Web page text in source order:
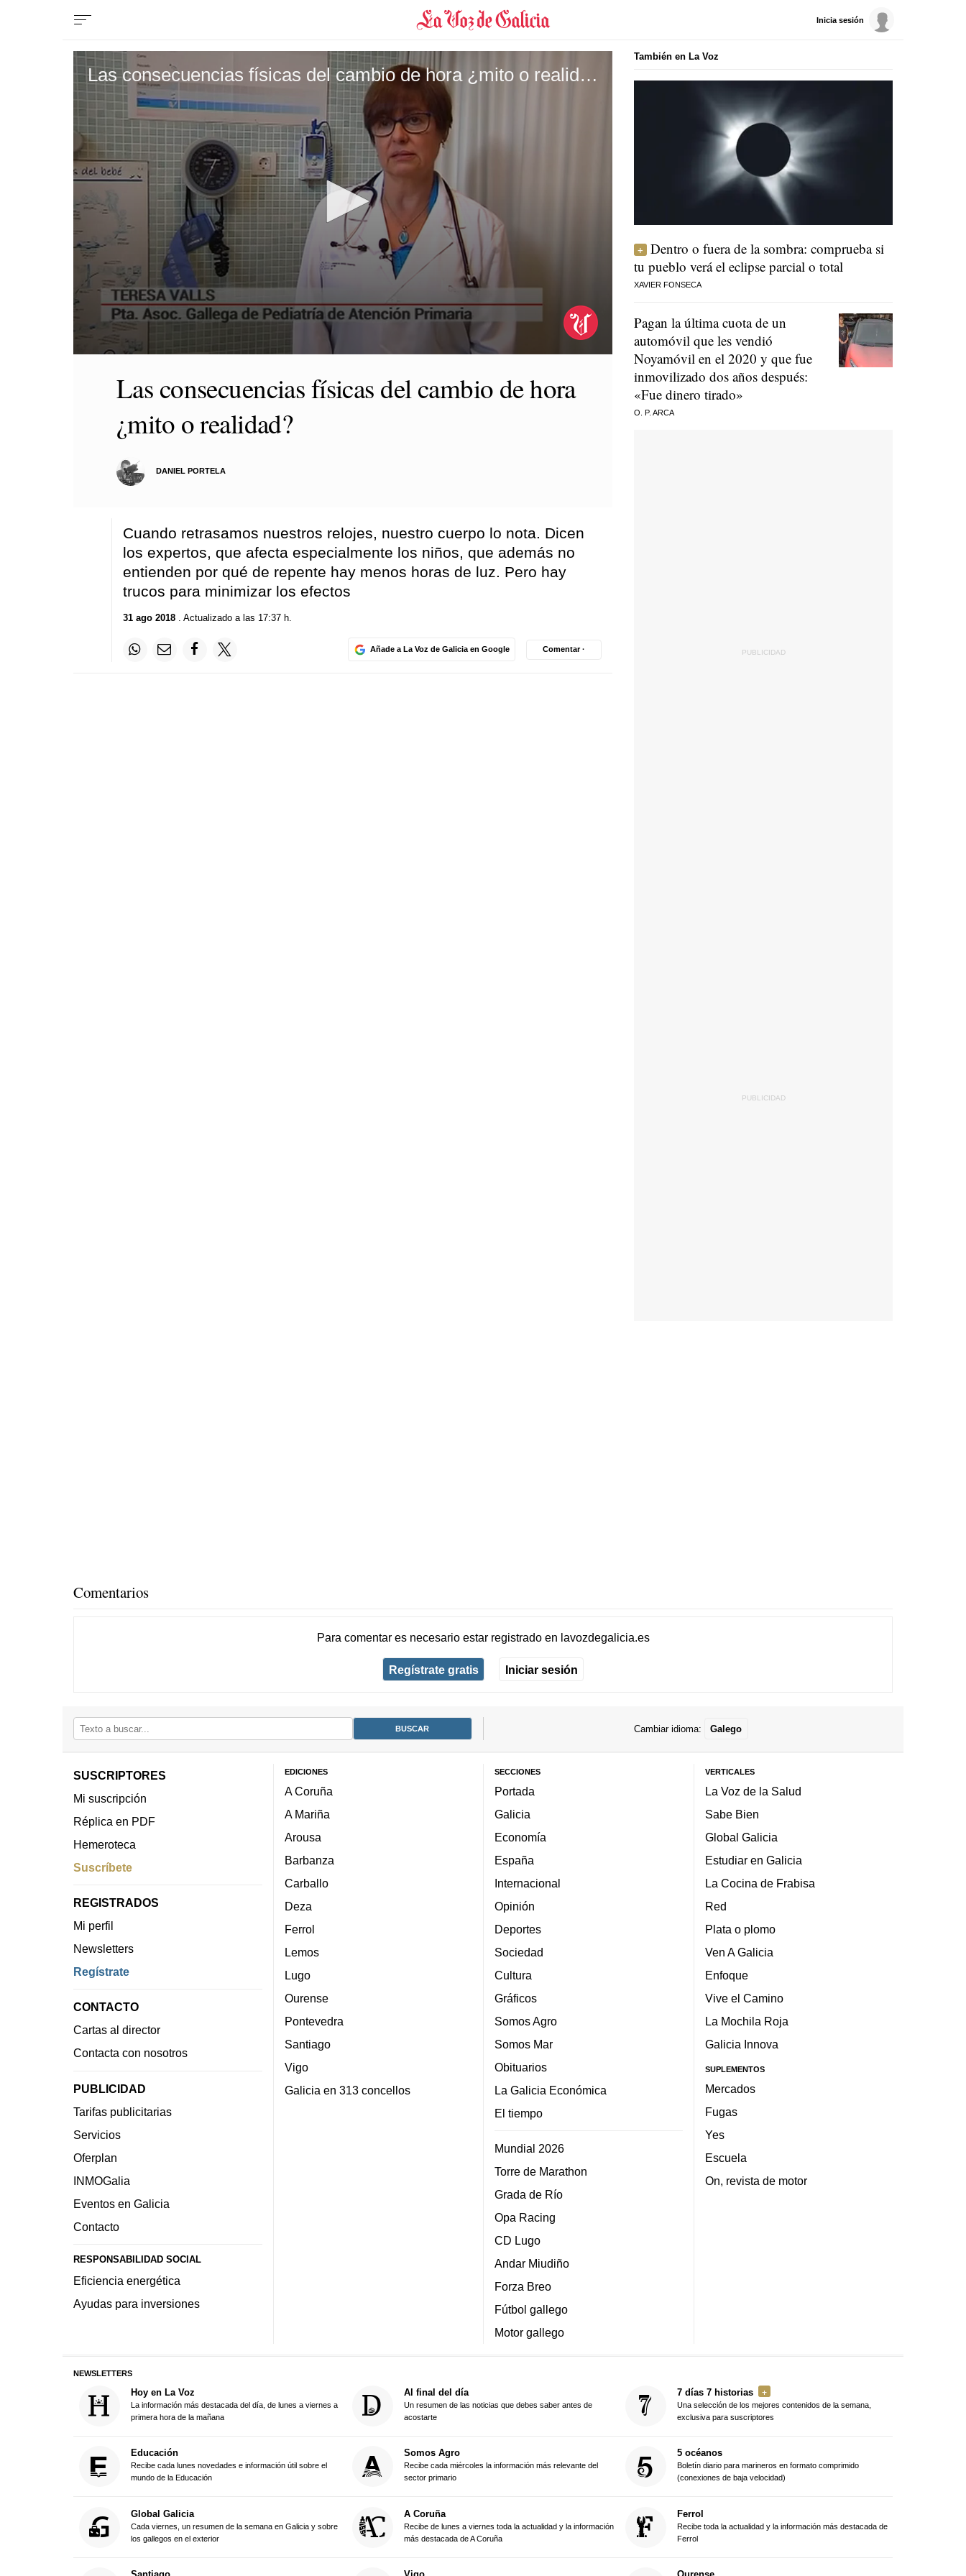
Inicia sesión
Las consecuencias físicas del cambio de hora ¿mito o realidad?
Volume
Las consecuencias físicas del cambio de hora
¿mito o realidad?
DANIEL PORTELA
Cuando retrasamos nuestros relojes, nuestro cuerpo lo nota. Dicen
los expertos, que afecta especialmente los niños, que además no
entienden por qué de repente hay menos horas de luz. Pero hay
trucos para minimizar los efectos
31 ago 2018. Actualizado a las 17:37 h.
Añade a La Voz de Galicia en Google Comentar ·
También en La Voz
Dentro o fuera de la sombra: comprueba si
tu pueblo verá el eclipse parcial o total
XAVIER FONSECA
Pagan la última cuota de un
automóvil que les vendió
Noyamóvil en el 2020 y que fue
inmovilizado dos años después:
«Fue dinero tirado»
O. P. ARCA
Comentarios
Para comentar es necesario estar registradoen lavozdegalicia.es
Regístrate gratis Iniciar sesión
Cambiar idioma: Galego
SUSCRIPTORES
Mi suscripción
Réplica en PDF
Hemeroteca
Suscríbete
REGISTRADOS
Mi perfil
Newsletters
Regístrate
CONTACTO
Cartas al director
Contacta con nosotros
PUBLICIDAD
Tarifas publicitarias
Servicios
Oferplan
INMOGalia
Eventos en Galicia
Contacto
RESPONSABILIDAD SOCIAL
Eficiencia energética
Ayudas para inversiones
EDICIONES
A Coruña
A Mariña
Arousa
Barbanza
Carballo
Deza
Ferrol
Lemos
Lugo
Ourense
Pontevedra
Santiago
Vigo
Galicia en 313 concellos
SECCIONES
Portada
Galicia
Economía
España
Internacional
Opinión
Deportes
Sociedad
Cultura
Gráficos
Somos Agro
Somos Mar
Obituarios
La Galicia Económica
El tiempo
Mundial 2026
Torre de Marathon
Grada de Río
Opa Racing
CD Lugo
Andar Miudiño
Forza Breo
Fútbol gallego
Motor gallego
VERTICALES
La Voz de la Salud
Sabe Bien
Global Galicia
Estudiar en Galicia
La Cocina de Frabisa
Red
Plata o plomo
Ven A Galicia
Enfoque
Vive el Camino
La Mochila Roja
Galicia Innova
SUPLEMENTOS
Mercados
Fugas
Yes
Escuela
On, revista de motor
NEWSLETTERS
Hoy en La Voz
La información más destacada del día, de lunes a viernes a
primera hora de la mañana
Al final del día
Un resumen de las noticias que debes saber antes de
acostarte
7 días 7 historias
Una selección de los mejores contenidos de la semana,
exclusiva para suscriptores
Educación
Recibe cada lunes novedades e información útil sobre el
mundo de la Educación
Somos Agro
Recibe cada miércoles la información más relevante del
sector primario
5 océanos
Boletín diario para marineros en formato comprimido
(conexiones de baja velocidad)
Global Galicia
Cada viernes, un resumen de la semana en Galicia y sobre
los gallegos en el exterior
A Coruña
Recibe de lunes a viernes toda la actualidad y la información
más destacada de A Coruña
Ferrol
Recibe toda la actualidad y la información más destacada de
Ferrol